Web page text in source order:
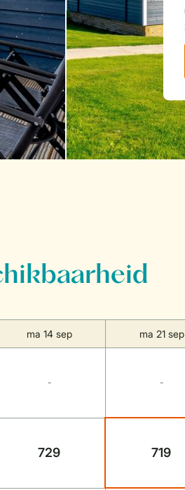
ma 14 sep ma 21 sep
- -
729 719